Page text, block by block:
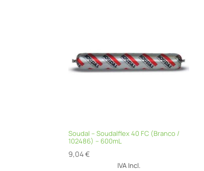
Soudal – Soudalflex 40 FC (Branco /
102486) – 600mL
9,04€
IVA Incl.